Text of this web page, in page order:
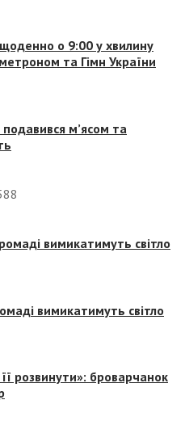
о 9:00 у хвилину
та Гімн України
м’ясом та
вимикатимуть світло
вимикатимуть світло
розвинути»: броварчанок